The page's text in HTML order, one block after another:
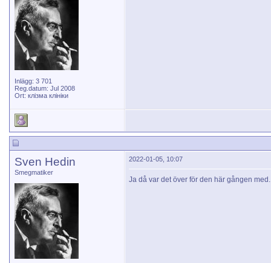
Inlägg: 3 701
Reg.datum: Jul 2008
Ort: клізма клініки
Sven Hedin
Smegmatiker
2022-01-05, 10:07
Ja då var det över för den här gången med.